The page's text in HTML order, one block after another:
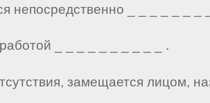
непосредственно _ _ _ _ _ _ _
_ _ _ _ _ _ _ _ _ _ .
замещается лицом,